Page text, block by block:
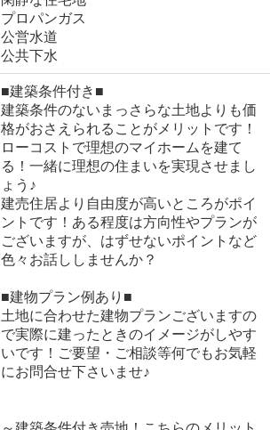
プロパンガス
公営水道
公共下水
■建築条件付き■
建築条件のないまっさらな土地よりも価
格がおさえられることがメリットです！
ローコストで理想のマイホームを建て
る！一緒に理想の住まいを実現させまし
ょう♪
建売住居より自由度が高いところがポイ
ントです！ある程度は方向性やプランが
ございますが、はずせないポイントなど
色々お話ししませんか？
■建物プラン例あり■
土地に合わせた建物プランございますの
で実際に建ったときのイメージがしやす
いです！ご要望・ご相談等何でもお気軽
にお問合せ下さいませ♪